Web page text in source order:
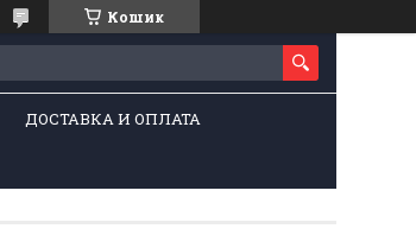
Кошик
ДОСТАВКА И ОПЛАТА